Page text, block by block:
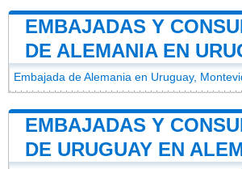
EMBAJADAS Y
DE ALEMANIA EN
Embajada de Alemania en Uruguay,
EMBAJADAS Y
DE URUGUAY EN